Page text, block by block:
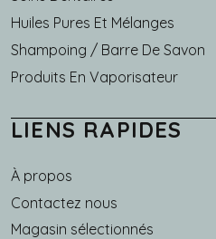
Huiles Pures Et Mélanges
Shampoing / Barre De Savon
Produits En Vaporisateur
LIENS RAPIDES
À propos
Main navigation
Contactez nous
Magasin sélectionnés